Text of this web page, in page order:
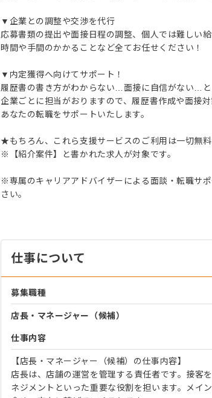
▼企業との調整や交渉を代行
応募書類の提出や面接日程の調整、個人では難しい
時間や手間のかかることなど全てお任せください！
▼内定獲得へ向けてサポート！
履歴書の書き方がわからない…面接に自信がない…と
企業ごとに担当がおりますので、履歴書作成や面接
あなたの転職をサポートいたします。
★もちろん、これら支援サービスのご利用は一切無
※【紹介案件】と書かれた求人が対象です。
※専属のキャリアアドバイザーによる面談・転職サ
さい。
仕事について
募集職種
店長・マネージャー（候補）
仕事内容
【店長・マネージャー（候補）の仕事内容】
店長は、店舗の運営を管理する責任者です。接客
ネジメントといった重要な役割を担います。メイ